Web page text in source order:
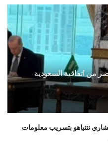
من اتفاقية السعودية
نتنياهو بتسريب معلومات